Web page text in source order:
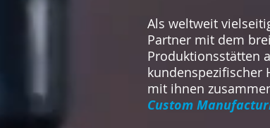
Als weltweit
Partner mit dem
Produktionsstätten
kundenspezifischer
mit ihnen
Custom